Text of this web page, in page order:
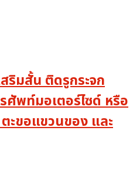
ริมสั้น ติดรูกระจก
ศัพท์มอเตอร์ไซด์ หรือ
ะขอแขวนของ และ